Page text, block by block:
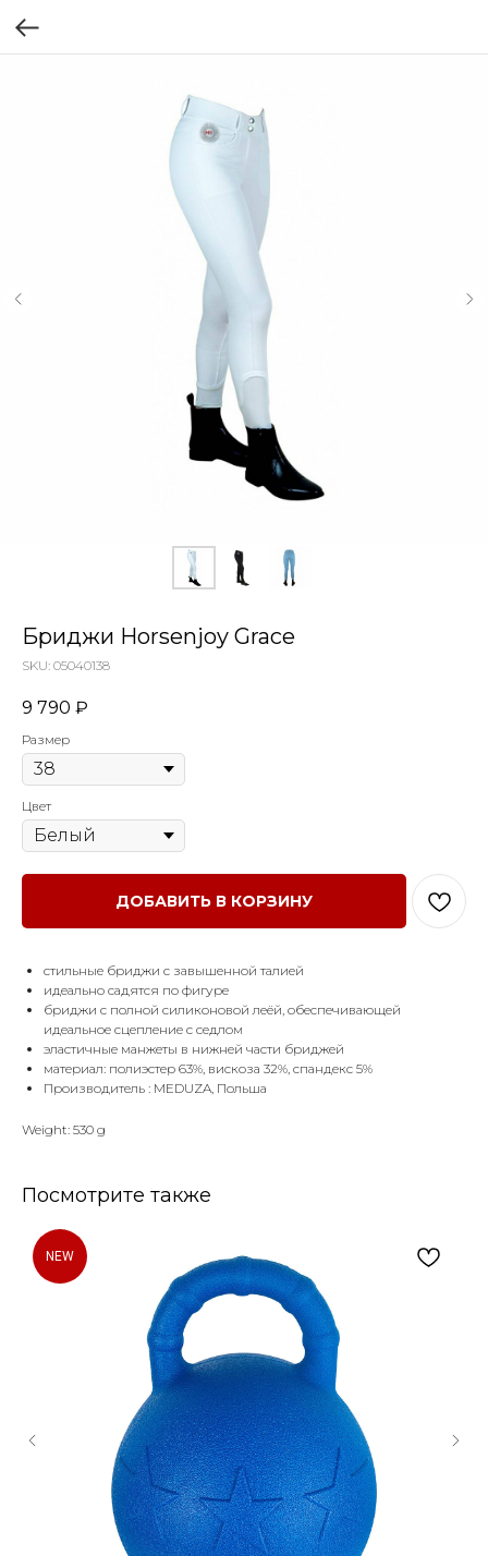
Бриджи Horsenjoy Grace
SKU: 05040138
9 790 ₽
Размер
Цвет
ДОБАВИТЬ В КОРЗИНУ
стильные бриджи с завышенной талией
идеально садятся по фигуре
бриджи с полной силиконовой леёй, обеспечивающей
идеальное сцепление с седлом
эластичные манжеты в нижней части бриджей
материал: полиэстер 63%, вискоза 32%, спандекс 5%
Производитель : MEDUZA, Польша
Weight: 530 g
Посмотрите также
NEW